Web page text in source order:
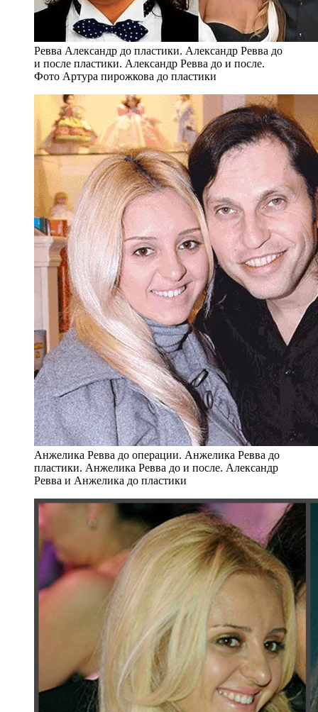
Ревва Александр до пластики. Александр Ревва до
и после пластики. Александр Ревва до и после.
Фото Артура пирожкова до пластики
Анжелика Ревва до операции. Анжелика Ревва до
пластики. Анжелика Ревва до и после. Александр
Ревва и Анжелика до пластики